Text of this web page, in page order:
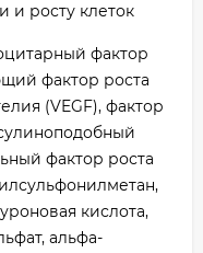
и росту клеток
фактор
фактор роста
(VEGF), фактор
фактор роста
кислота,
альфа-